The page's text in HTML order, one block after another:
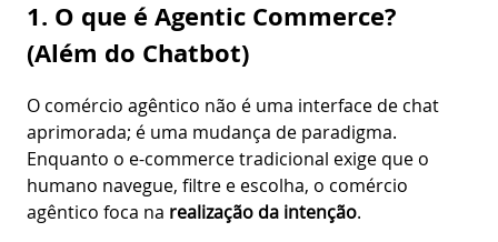
1. O que é Agentic Commerce?
(Além do Chatbot)
O comércio agêntico não é uma interface de chat
aprimorada; é uma mudança de paradigma.
Enquanto o e-commerce tradicional exige que o
humano navegue, filtre e escolha, o comércio
agêntico foca na realização da intenção.